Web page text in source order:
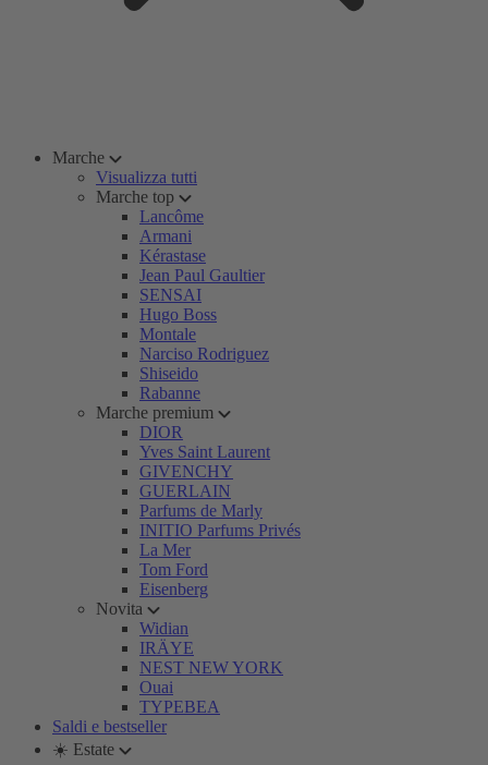
Marche
Visualizza tutti
Marche top
Lancôme
Armani
Kérastase
Jean Paul Gaultier
SENSAI
Hugo Boss
Montale
Narciso Rodriguez
Shiseido
Rabanne
Marche premium
DIOR
Yves Saint Laurent
GIVENCHY
GUERLAIN
Parfums de Marly
INITIO Parfums Privés
La Mer
Tom Ford
Eisenberg
Novita
Widian
IRÄYE
NEST NEW YORK
Ouai
TYPEBEA
Saldi e bestseller
☀️ Estate